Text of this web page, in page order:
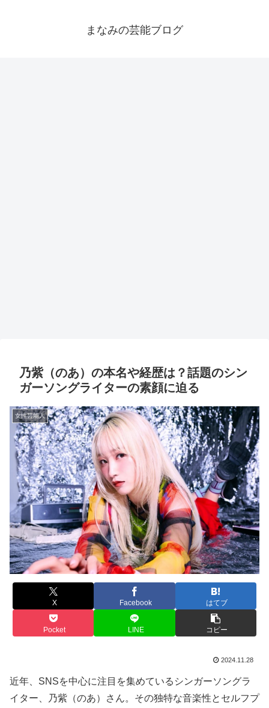
まなみの芸能ブログ
乃紫（のあ）の本名や経歴は？話題のシン
ガーソングライターの素顔に迫る
女性芸能人
X Facebook はてブ
Pocket LINE コピー
2024.11.28
近年、SNSを中心に注目を集めているシンガーソングラ
イター、乃紫（のあ）さん。その独特な音楽性とセルフプ